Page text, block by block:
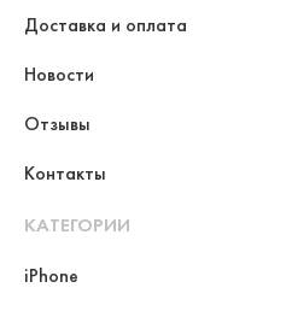
Доставка и оплата
Новости
Отзывы
Контакты
КАТЕГОРИИ
iPhone